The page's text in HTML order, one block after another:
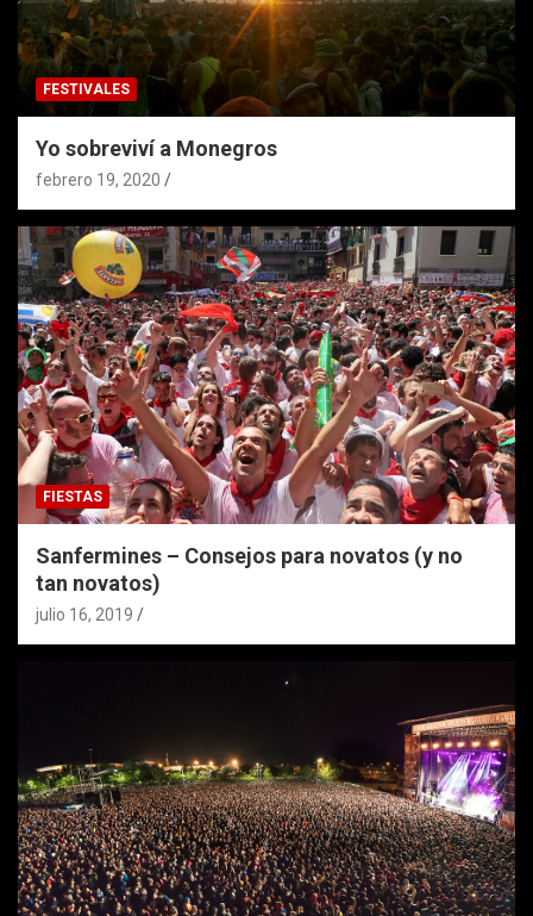
FESTIVALES
Yo sobreviví a Monegros
febrero 19, 2020
FIESTAS
Sanfermines – Consejos para novatos (y no
tan novatos)
julio 16, 2019